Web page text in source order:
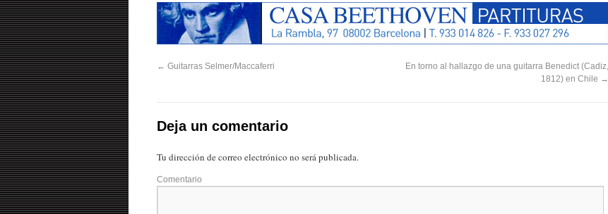
← Guitarras Selmer/Maccaferri
En torno al hallazgo de una guitarra Benedict (Cadiz,
1812) en Chile →
Deja un comentario
Tu dirección de correo electrónico no será publicada.
Comentario